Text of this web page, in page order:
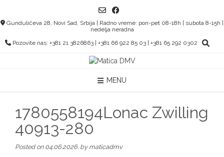
content
Gundulićeva 28, Novi Sad, Srbija | Radno vreme: pon-pet 08-18h | subota 8-15h |
nedelja neradna
Pozovite nas: +381 21 3826863 | +381 66 922 85 03 | +381 65 292 0302
MENU
1780558194Lonac Zwilling
40913-280
Posted on 04.06.2026. by maticadmv